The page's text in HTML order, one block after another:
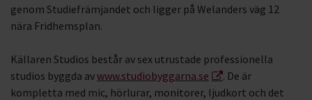
genom Studiefrämjandet och ligger på Welanders väg 12
nära Fridhemsplan.
Källaren Studios består av sex utrustade professionella
studios byggda avwww.studiobyggarna.se
. De är
kompletta med mic, hörlurar, monitorer, ljudkort och det